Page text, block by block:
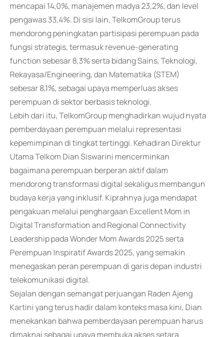
mencapai 14,0%, manajemen madya 23,2%, dan level
pengawas 33,4%. Di sisi lain, TelkomGroup terus
mendorong peningkatan partisipasi perempuan pada
fungsi strategis, termasuk revenue-generating
function sebesar 8,3% serta bidang Sains, Teknologi,
Rekayasa/Engineering, dan Matematika (STEM)
sebesar 8,1%, sebagai upaya memperluas akses
perempuan di sektor berbasis teknologi.
Lebih dari itu, TelkomGroup menghadirkan wujud nyata
pemberdayaan perempuan melalui representasi
kepemimpinan di tingkat tertinggi. Kehadiran Direktur
Utama Telkom Dian Siswarini mencerminkan
bagaimana perempuan berperan aktif dalam
mendorong transformasi digital sekaligus membangun
budaya kerja yang inklusif. Kiprahnya juga mendapat
pengakuan melalui penghargaan Excellent Mom in
Digital Transformation and Regional Connectivity
Leadership pada Wonder Mom Awards 2025 serta
Perempuan Inspiratif Awards 2025, yang semakin
menegaskan peran perempuan di garis depan industri
telekomunikasi digital.
Sejalan dengan semangat perjuangan Raden Ajeng
Kartini yang terus hadir dalam konteks masa kini, Dian
menekankan bahwa pemberdayaan perempuan harus
dimaknai sebagai upaya membuka akses setara